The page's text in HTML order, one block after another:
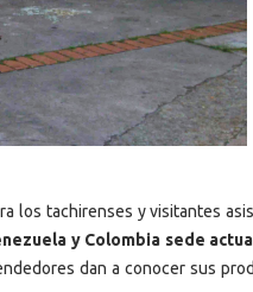
los tachirenses y visitantes
y Colombia sede
dan a conocer sus